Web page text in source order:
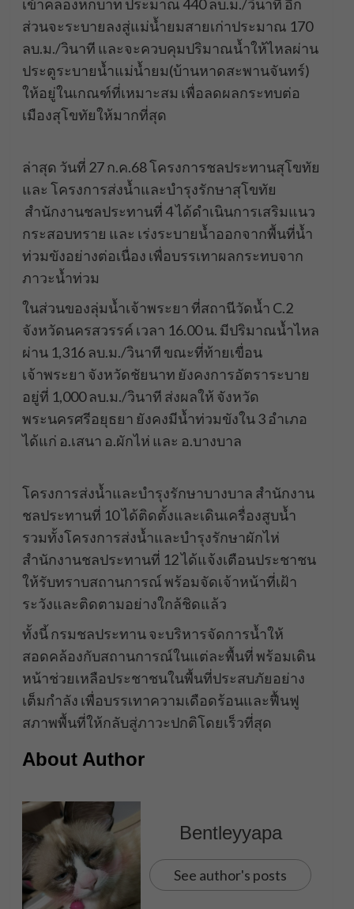
เข้าคลองหกบาท ประมาณ 440 ลบ.ม./วินาที อีก
ส่วนจะระบายลงสู่แม่น้ำยมสายเก่าประมาณ 170
ลบ.ม./วินาที และจะควบคุมปริมาณน้ำให้ไหลผ่าน
ประตูระบายน้ำแม่น้ำยม(บ้านหาดสะพานจันทร์)
ให้อยู่ในเกณฑ์ที่เหมาะสม เพื่อลดผลกระทบต่อ
เมืองสุโขทัยให้มากที่สุด
ล่าสุด วันที่ 27 ก.ค.68 โครงการชลประทานสุโขทัย
และ โครงการส่งน้ำและบำรุงรักษาสุโขทัย
สำนักงานชลประทานที่ 4 ได้ดำเนินการเสริมแนว
กระสอบทราย และ เร่งระบายน้ำออกจากพื้นที่น้ำ
ท่วมขังอย่างต่อเนื่อง เพื่อบรรเทาผลกระทบจาก
ภาวะน้ำท่วม
ในส่วนของลุ่มน้ำเจ้าพระยา ที่สถานีวัดน้ำ C.2
จังหวัดนครสวรรค์ เวลา 16.00 น. มีปริมาณน้ำไหล
ผ่าน 1,316 ลบ.ม./วินาที ขณะที่ท้ายเขื่อน
เจ้าพระยา จังหวัดชัยนาท ยังคงการอัตราระบาย
อยู่ที่ 1,000 ลบ.ม./วินาที ส่งผลให้ จังหวัด
พระนครศรีอยุธยา ยังคงมีน้ำท่วมขังใน 3 อำเภอ
ได้แก่ อ.เสนา อ.ผักไห่ และ อ.บางบาล
โครงการส่งน้ำและบำรุงรักษาบางบาล สำนักงาน
ชลประทานที่ 10 ได้ติดตั้งและเดินเครื่องสูบน้ำ
รวมทั้งโครงการส่งน้ำและบำรุงรักษาผักไห่
สำนักงานชลประทานที่ 12 ได้แจ้งเตือนประชาชน
ให้รับทราบสถานการณ์ พร้อมจัดเจ้าหน้าที่เฝ้า
ระวังและติดตามอย่างใกล้ชิดแล้ว
ทั้งนี้ กรมชลประทาน จะบริหารจัดการน้ำให้
สอดคล้องกับสถานการณ์ในแต่ละพื้นที่ พร้อมเดิน
หน้าช่วยเหลือประชาชนในพื้นที่ประสบภัยอย่าง
เต็มกำลัง เพื่อบรรเทาความเดือดร้อนและฟื้นฟู
สภาพพื้นที่ให้กลับสู่ภาวะปกติโดยเร็วที่สุด
About Author
Bentleyyapa
See author's posts